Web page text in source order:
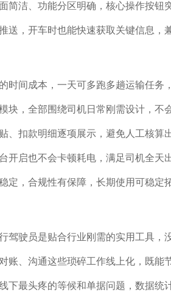
简洁、功能分区明确，核心操作按钮
送，开车时也能快速获取关键信息，
时间成本，一天可多跑多趟运输任务
块，全部围绕司机日常刚需设计，不
、扣款明细逐项展示，避免人工核算
开启也不会卡顿耗电，满足司机全天
定，合规性有保障，长期使用可稳定
驾驶员是贴合行业刚需的实用工具，
账、沟通这些琐碎工作线上化，既能
下最头疼的等候和单据问题，数据统